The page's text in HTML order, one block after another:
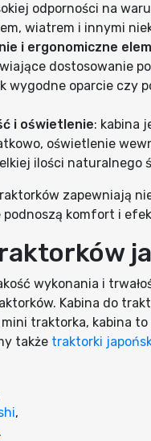
odporności na
wiatrem i innymi
i ergonomiczne
dostosowanie
wygodne oparcie czy
i oświetlenie: kabina
oświetlenie
ilości naturalnego
zapewniają
podnoszą komfort i
wykonania i
Kabina do
traktorka, kabina
także traktorki
,